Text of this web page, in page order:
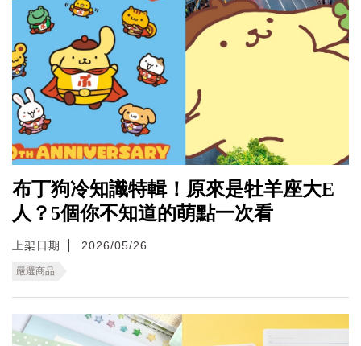
布丁狗冷知識特輯！原來是牡羊座大E
人？5個你不知道的萌點一次看
上架日期 2026/05/26
嚴選商品